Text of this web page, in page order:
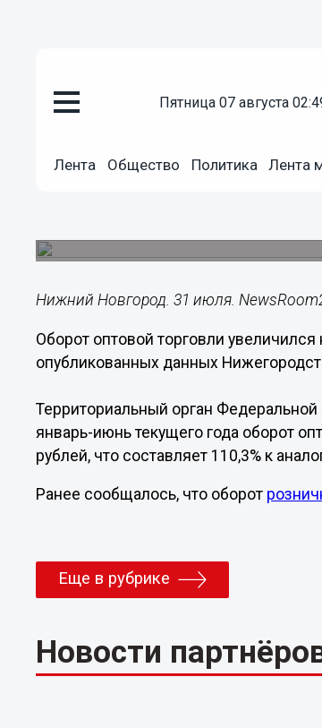
пятница 07 августа
Лента Общество Политика Лента
Оборот оптовой
Нижний Новгород. 31 июля.
Оборот оптовой торговли
опубликованных данных
Территориальный орган
январь-июнь текущего года оборот
рублей, что составляет 110,3% к
Ранее сообщалось, что оборот
Еще в рубрике
Новости